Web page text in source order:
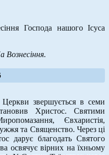
Господа нашого Ісуса
Вознесіння.
звершується в семи
Христос. Святими
Євхаристія,
та Священство. Через ці
дарує благодать Святого
освячує вірних на їхньому